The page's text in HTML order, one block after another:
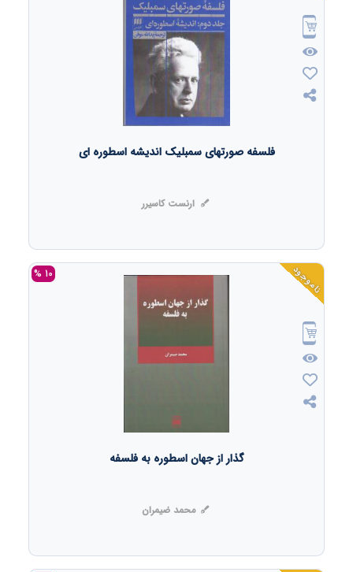
فلسفه صورتهای سمبلیک اندیشه اسطوره ای
ارنست کاسیرر
ناموجود 10 %
گذار از جهان اسطوره به فلسفه
محمد ضیمران